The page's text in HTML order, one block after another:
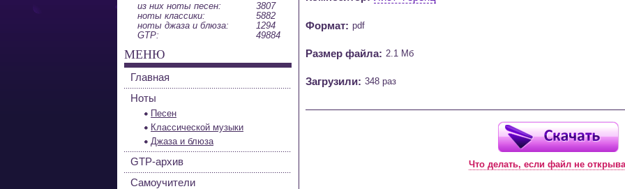
Формат: pdf
Размер файла: 2.1 Мб
Загрузили: 348 раз
Что делать, если файл не
из них ноты песен:
3807
ноты классики:
5882
ноты джаза и блюза:
1294
GTP:
49884
МЕНЮ
Главная
Ноты
Песен
Классической музыки
Джаза и блюза
GTP-архив
Самоучители